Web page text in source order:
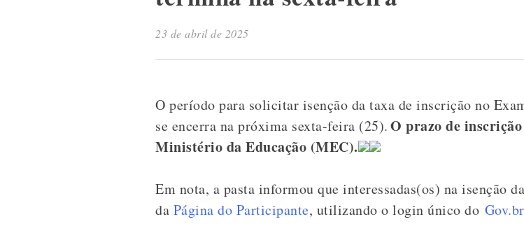
23 de abril de 2025
O período para solicitar isenção da taxa de inscrição no
se encerra na próxima sexta-feira (25).O prazo de
Ministério da Educação (MEC).
Em nota, a pasta informou que interessadas(os) na isenção
da Página do Participante, utilizando o login único do Gov.br